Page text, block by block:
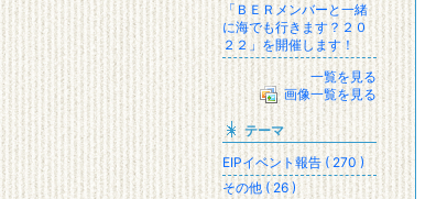
「ＢＥＲメンバーと一緒
に海でも行きます？２０
２２」を開催します！
一覧を見る
画像一覧を見る
テーマ
EIPイベント報告 ( 270 )
その他 ( 26 )